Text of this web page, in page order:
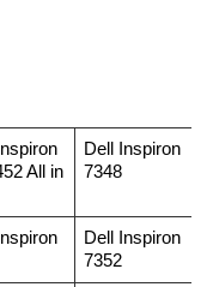
All in
Dell Inspiron
7348
Dell Inspiron
7352